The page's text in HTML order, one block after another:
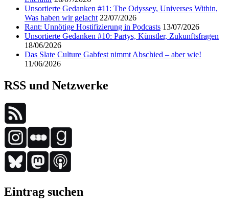
Unsortierte Gedanken #11: The Odyssey, Universes Within,
Was haben wir gelacht 22/07/2026
Rant: Unnötige Hostifizierung in Podcasts 13/07/2026
Unsortierte Gedanken #10: Partys, Künstler, Zukunftsfragen
18/06/2026
Das Slate Culture Gabfest nimmt Abschied – aber wie!
11/06/2026
RSS und Netzwerke
Eintrag suchen